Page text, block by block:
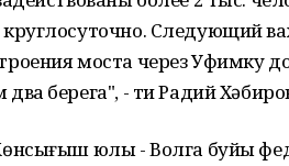
Следующий
моста через Уфимку
берега", - ти Радий
юлы - Волга буйы